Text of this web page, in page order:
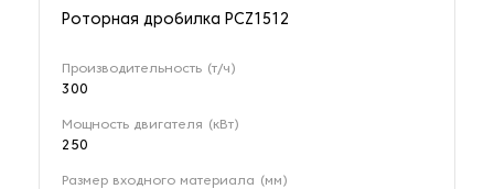
77 наименований
Мельничное оборудование
164 наименования
Роторная дробилка PCZ1512
Производительность (т/ч)
300
Мощность двигателя (кВт)
250
Размер входного материала (мм)